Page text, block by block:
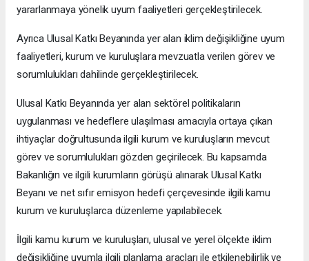
yararlanmaya yönelik uyum faaliyetleri gerçekleştirilecek.
Ayrıca Ulusal Katkı Beyanında yer alan iklim değişikliğine uyum
faaliyetleri, kurum ve kuruluşlara mevzuatla verilen görev ve
sorumlulukları dahilinde gerçekleştirilecek.
Ulusal Katkı Beyanında yer alan sektörel politikaların
uygulanması ve hedeflere ulaşılması amacıyla ortaya çıkan
ihtiyaçlar doğrultusunda ilgili kurum ve kuruluşların mevcut
görev ve sorumlulukları gözden geçirilecek. Bu kapsamda
Bakanlığın ve ilgili kurumların görüşü alınarak Ulusal Katkı
Beyanı ve net sıfır emisyon hedefi çerçevesinde ilgili kamu
kurum ve kuruluşlarca düzenleme yapılabilecek.
İlgili kamu kurum ve kuruluşları, ulusal ve yerel ölçekte iklim
değişikliğine uyumla ilgili planlama araçları ile etkilenebilirlik ve